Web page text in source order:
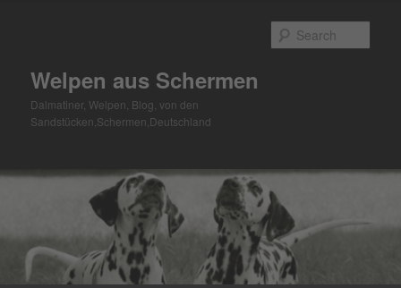
Welpen aus Schermen
Dalmatiner, Welpen, Blog, von den
Sandstücken,Schermen,Deutschland